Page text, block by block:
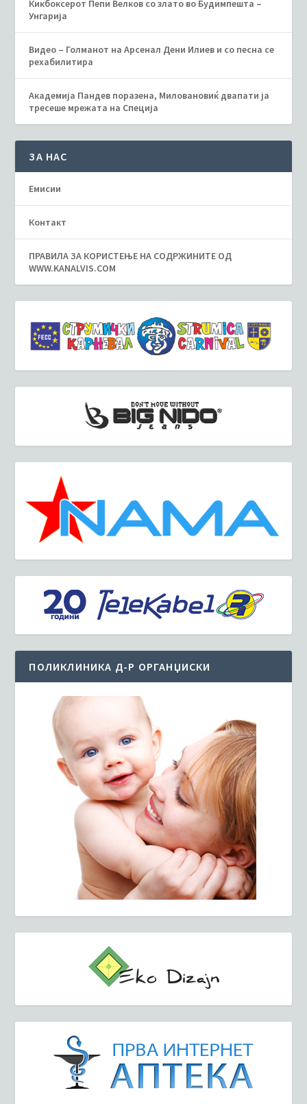
Кикбоксерот Пепи Велков со злато во Будимпешта –
Унгарија
Видео – Голманот на Арсенал Дени Илиев и со песна се
рехабилитира
Академија Пандев поразенa, Миловановиќ двапати ја
тресеше мрежата на Специја
ЗА НАС
Емисии
Контакт
ПРАВИЛА ЗА КОРИСТЕЊЕ НА СОДРЖИНИТЕ ОД
WWW.KANALVIS.COM
ПОЛИКЛИНИКА Д-Р ОРГАНЏИСКИ